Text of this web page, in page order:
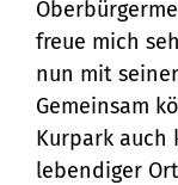
04131 -
E-Mail:
freue mich
nun mit
Gemeinsam
Kurpark
lebendiger